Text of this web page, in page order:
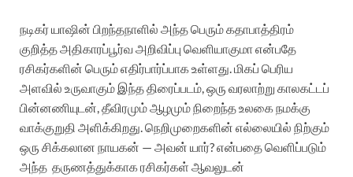
நடிகர் யாஷின் பிறந்தநாளில் அந்த பெரும் கதாபாத்திரம்
குறித்த அதிகாரப்பூர்வ அறிவிப்பு வெளியாகுமா என்பதே
ரசிகர்களின் பெரும் எதிர்பார்ப்பாக உள்ளது. மிகப் பெரிய
அளவில் உருவாகும் இந்த திரைப்படம், ஒரு வரலாற்று காலகட்டப்
பின்னணியுடன், தீவிரமும் ஆழமும் நிறைந்த உலகை நமக்கு
வாக்குறுதி அளிக்கிறது. நெறிமுறைகளின் எல்லையில் நிற்கும்
ஒரு சிக்கலான நாயகன் — அவன் யார்? என்பதை வெளிப்படும்
அந்த தருணத்துக்காக ரசிகர்கள் ஆவலுடன்